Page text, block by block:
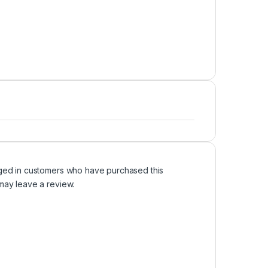
in customers who have purchased this
leave a review.